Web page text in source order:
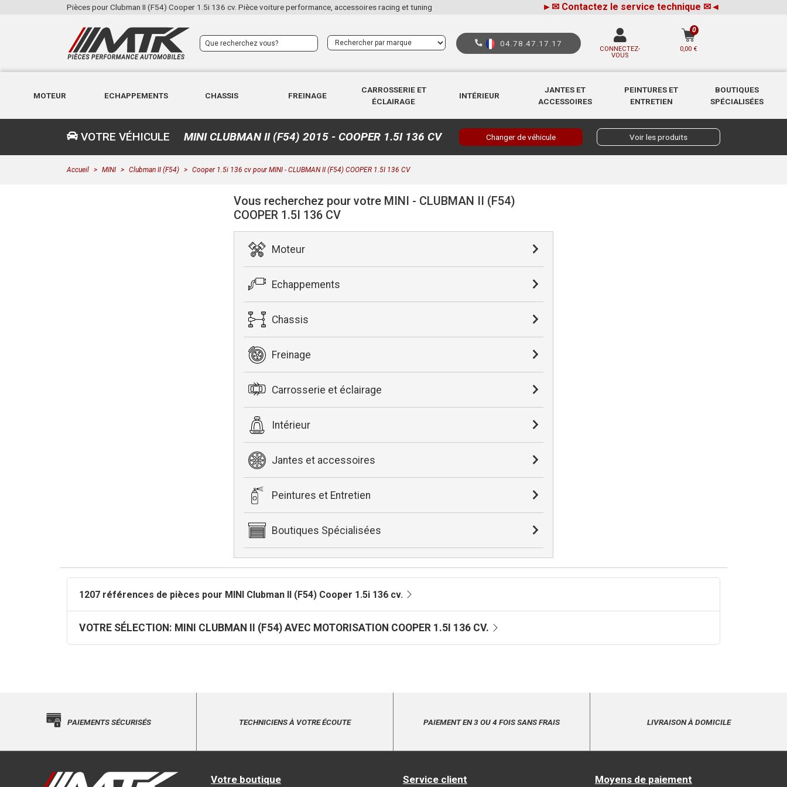
Pièces pour Clubman II (F54) Cooper 1.5i 136 cv. Pièce voiture performance, accessoires racing et tuning ► ✉ Contactez le service technique ✉◄
04.78.47.17.17
CONNECTEZ-
VOUS
0,00 €
0
MOTEUR ECHAPPEMENTS CHASSIS FREINAGE
CARROSSERIE ET
ÉCLAIRAGE
INTÉRIEUR
JANTES ET
ACCESSOIRES
PEINTURES ET
ENTRETIEN
BOUTIQUES
SPÉCIALISÉES
VOTRE VÉHICULE MINI CLUBMAN II (F54) 2015 - COOPER 1.5I 136 CV Changer de véhicule Voir les produits
Accueil MINI Clubman II (F54) Cooper 1.5i 136 cv pour MINI - CLUBMAN II (F54) COOPER 1.5I 136 CV
Vous recherchez pour votre MINI - CLUBMAN II (F54)
COOPER 1.5I 136 CV
Moteur
Echappements
Chassis
Freinage
Carrosserie et éclairage
Intérieur
Jantes et accessoires
Peintures et Entretien
Boutiques Spécialisées
1207 références de pièces pour MINI Clubman II (F54) Cooper 1.5i 136 cv.
VOTRE SÉLECTION: MINI CLUBMAN II (F54) AVEC MOTORISATION COOPER 1.5I 136 CV.
PAIEMENTS SÉCURISÉS TECHNICIENS À VOTRE ÉCOUTE PAIEMENT EN 3 OU 4 FOIS SANS FRAIS LIVRAISON À DOMICILE
Votre boutique Service client Moyens de paiement